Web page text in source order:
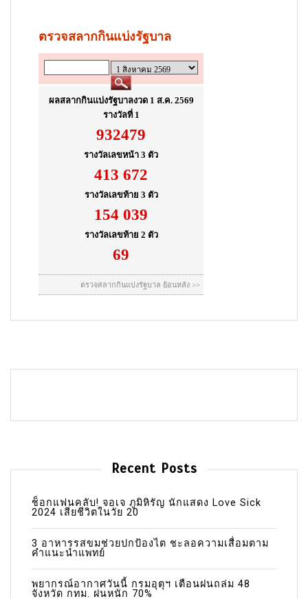
Recent Posts
ช็อกแฟนคลับ! จอเจ ภูมิหิรัญ นักแสดง Love Sick
2024 เสียชีวิตในวัย 20
3 อาหารรสขมช่วยปกป้องไต ชะลอความเสื่อมตาม
คำแนะนำแพทย์
พยากรณ์อากาศวันนี้ กรมอุตุฯ เตือนฝนถล่ม 48
จังหวัด กทม. ฝนหนัก 70%